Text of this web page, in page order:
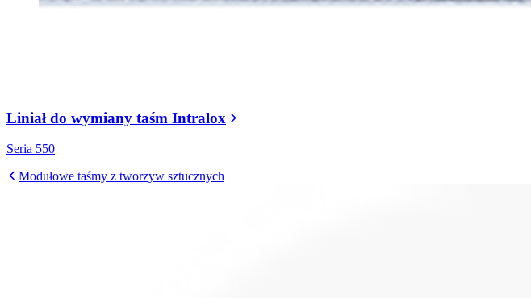
Liniał do wymiany taśm Intralox
Seria 550
Modułowe taśmy z tworzyw sztucznych